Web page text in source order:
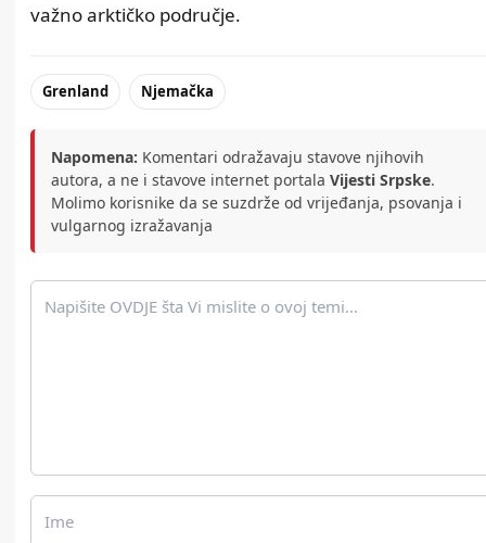
važno arktičko područje.
Grenland Njemačka
Napomena: Komentari odražavaju stavove njihovih
autora, a ne i stavove internet portala Vijesti Srpske.
Molimo korisnike da se suzdrže od vrijeđanja, psovanja i
vulgarnog izražavanja